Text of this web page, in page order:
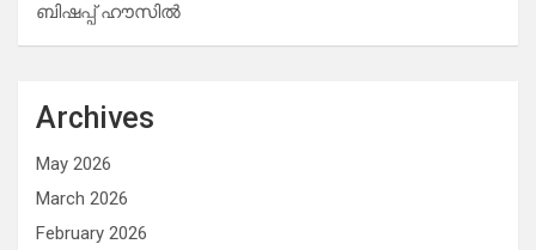
ബിഷപ്പ് ഹൗസില്‍
Archives
May 2026
March 2026
February 2026